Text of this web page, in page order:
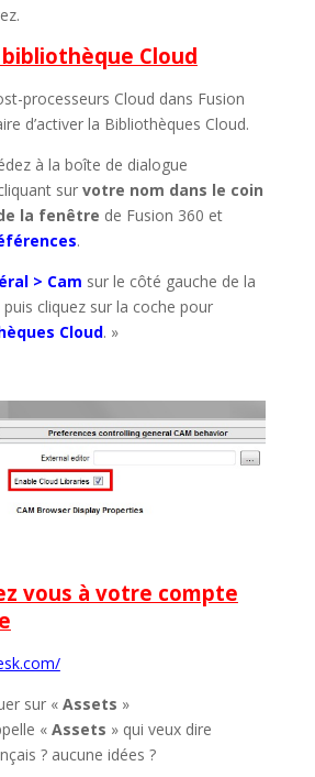
Cloud
processeurs Cloud dans Fusion
d’activer la Bibliothèques Cloud.
à la boîte de dialogue
sur votre nom dans le coin
la fenêtre de Fusion 360 et
.
> Cam sur le côté gauche de la
cliquez sur la coche pour
Cloud. »
vous à votre compte
sur « Assets »
« Assets » qui veux dire
? aucune idées ?